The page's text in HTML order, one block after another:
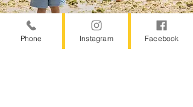
Phone Instagram Facebook